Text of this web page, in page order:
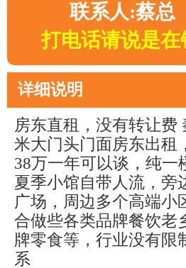
联系人:蔡总
打电话请说是
详细说明
房东直租，没有转让费
米大门头门面房东出租
38万一年可以谈，纯
夏季小馆自带人流，旁
广场，周边多个高端小
合做些各类品牌餐饮老
牌零食等，行业没有限
系